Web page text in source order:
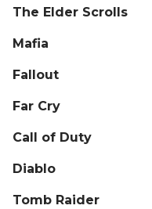
The Elder Scrolls
Mafia
Fallout
Far Cry
Call of Duty
Diablo
Tomb Raider